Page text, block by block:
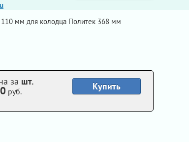
мм для колодца Политек 368 мм
Купить
за шт.
руб.